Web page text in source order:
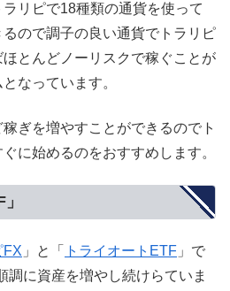
ラリピで18種類の通貨を使って
ので調子の良い通貨でトラリピ
とんどノーリスクで稼ぐことが
なっています。
ぎを増やすことができるのでト
に始めるのをおすすめします。
FX 」と「 トライオートETF 」で
調に資産を増やし続けらていま